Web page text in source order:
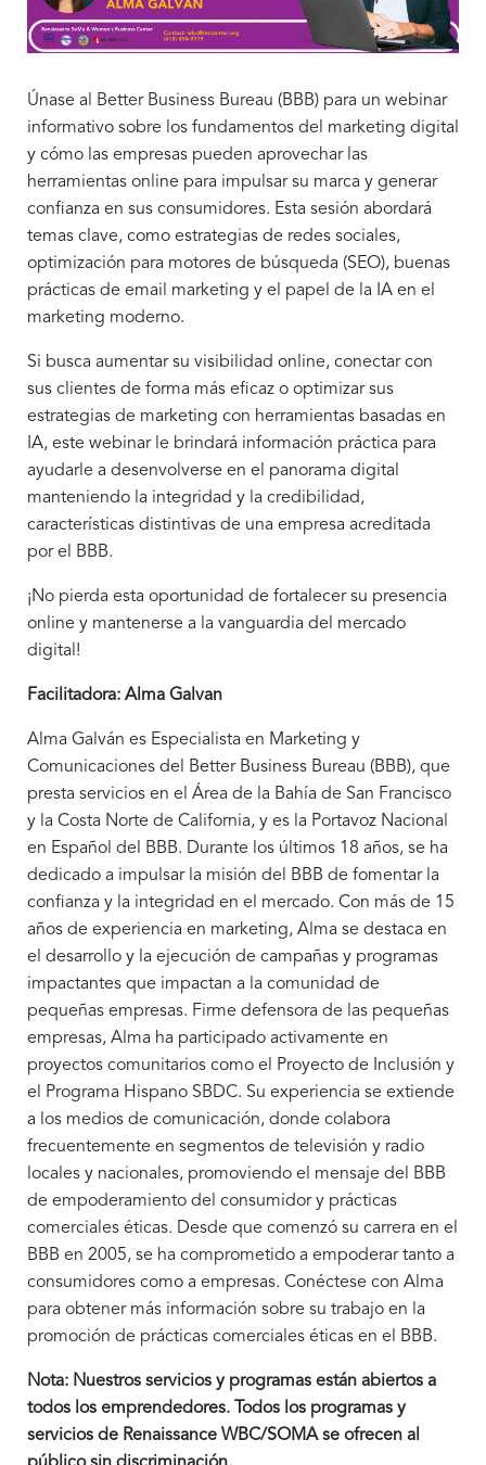
Únase al Better Business Bureau (BBB) para un webinar
informativo sobre los fundamentos del marketing digital
y cómo las empresas pueden aprovechar las
herramientas online para impulsar su marca y generar
confianza en sus consumidores. Esta sesión abordará
temas clave, como estrategias de redes sociales,
optimización para motores de búsqueda (SEO), buenas
prácticas de email marketing y el papel de la IA en el
marketing moderno.
Si busca aumentar su visibilidad online, conectar con
sus clientes de forma más eficaz o optimizar sus
estrategias de marketing con herramientas basadas en
IA, este webinar le brindará información práctica para
ayudarle a desenvolverse en el panorama digital
manteniendo la integridad y la credibilidad,
características distintivas de una empresa acreditada
por el BBB.
¡No pierda esta oportunidad de fortalecer su presencia
online y mantenerse a la vanguardia del mercado
digital!
Facilitadora: Alma Galvan
Alma Galván es Especialista en Marketing y
Comunicaciones del Better Business Bureau (BBB), que
presta servicios en el Área de la Bahía de San Francisco
y la Costa Norte de California, y es la Portavoz Nacional
en Español del BBB. Durante los últimos 18 años, se ha
dedicado a impulsar la misión del BBB de fomentar la
confianza y la integridad en el mercado. Con más de 15
años de experiencia en marketing, Alma se destaca en
el desarrollo y la ejecución de campañas y programas
impactantes que impactan a la comunidad de
pequeñas empresas. Firme defensora de las pequeñas
empresas, Alma ha participado activamente en
proyectos comunitarios como el Proyecto de Inclusión y
el Programa Hispano SBDC. Su experiencia se extiende
a los medios de comunicación, donde colabora
frecuentemente en segmentos de televisión y radio
locales y nacionales, promoviendo el mensaje del BBB
de empoderamiento del consumidor y prácticas
comerciales éticas. Desde que comenzó su carrera en el
BBB en 2005, se ha comprometido a empoderar tanto a
consumidores como a empresas. Conéctese con Alma
para obtener más información sobre su trabajo en la
promoción de prácticas comerciales éticas en el BBB.
Nota: Nuestros servicios y programas están abiertos a
todos los emprendedores. Todos los programas y
servicios de Renaissance WBC/SOMA se ofrecen al